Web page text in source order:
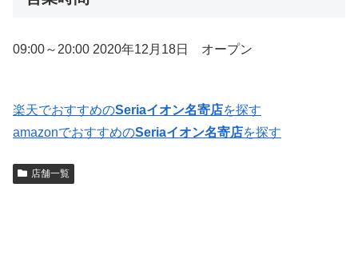
09:00～20:00 2020年12月18日 オープン
楽天でおすすめのSeriaイオン名寄店を探す
amazonでおすすめのSeriaイオン名寄店を探す
店舗一覧